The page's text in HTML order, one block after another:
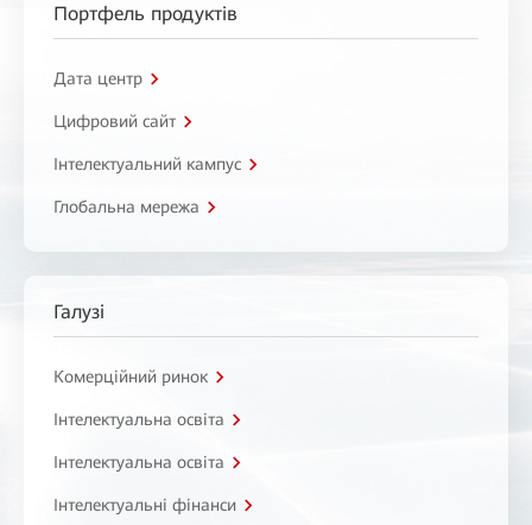
Портфель продуктів
Дата центр
Цифровий сайт
Інтелектуальний кампус
Глобальна мережа
Галузі
Комерційний ринок
Інтелектуальна освіта
Інтелектуальна освіта
Інтелектуальні фінанси